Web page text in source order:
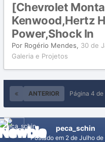
[Chevrolet
Kenwood,Hertz
Power,Shock In
Por Rogério Mendes, 30 de
Galeria e Projetos
ANTERIOR Página 4 de
peca_schin
Postado em 2 de Julho de